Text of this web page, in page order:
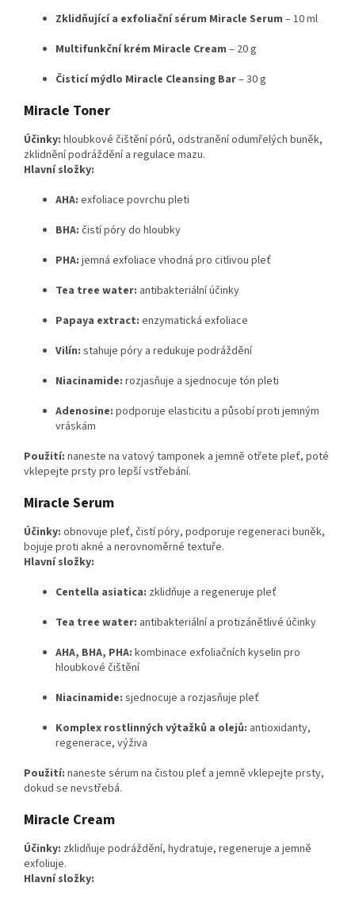
Zklidňující a exfoliační sérum Miracle Serum – 10 ml
Multifunkční krém Miracle Cream – 20 g
Čisticí mýdlo Miracle Cleansing Bar– 30 g
Miracle Toner
Účinky: hloubkové čištění pórů, odstranění odumřelých buněk,
zklidnění podráždění a regulace mazu.
Hlavní složky:
AHA: exfoliace povrchu pleti
BHA: čistí póry do hloubky
PHA: jemná exfoliace vhodná pro citlivou pleť
Tea tree water: antibakteriální účinky
Papaya extract: enzymatická exfoliace
Vilín: stahuje póry a redukuje podráždění
Niacinamide: rozjasňuje a sjednocuje tón pleti
Adenosine: podporuje elasticitu a působí proti jemným
vráskám
Použití: naneste na vatový tamponek a jemně otřete pleť, poté
vklepejte prsty pro lepší vstřebání.
Miracle Serum
Účinky: obnovuje pleť, čistí póry, podporuje regeneraci buněk,
bojuje proti akné a nerovnoměrné textuře.
Hlavní složky:
Centella asiatica: zklidňuje a regeneruje pleť
Tea tree water: antibakteriální a protizánětlivé účinky
AHA, BHA, PHA: kombinace exfoliačních kyselin pro
hloubkové čištění
Niacinamide: sjednocuje a rozjasňuje pleť
Komplex rostlinných výtažků a olejů: antioxidanty,
regenerace, výživa
Použití: naneste sérum na čistou pleť a jemně vklepejte prsty,
dokud se nevstřebá.
Miracle Cream
Účinky: zklidňuje podráždění, hydratuje, regeneruje a jemně
exfoliuje.
Hlavní složky: